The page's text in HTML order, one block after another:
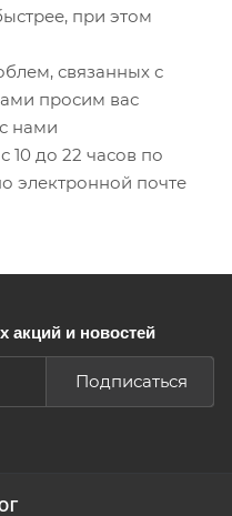
при этом
связанных с
просим вас
нами
10 до 22 часов по
электронной почте
акций и новостей
Подписаться